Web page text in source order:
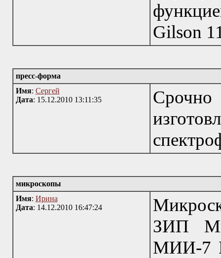
Gilson
пресс-форма
Имя: Сергей
Дата: 15.12.2010 13:11:35
микроскопы
Имя: Ирина
Дата: 14.12.2010 16:47:24
ЗИП
МИИ-7